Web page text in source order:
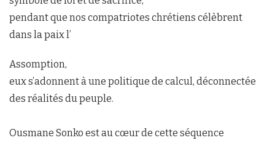
pendant que nos compatriotes chrétiens célèbrent
dans la paix l’
Assomption,
eux s’adonnent à une politique de calcul, déconnectée
des réalités du peuple.
Ousmane Sonko est au cœur de cette séquence